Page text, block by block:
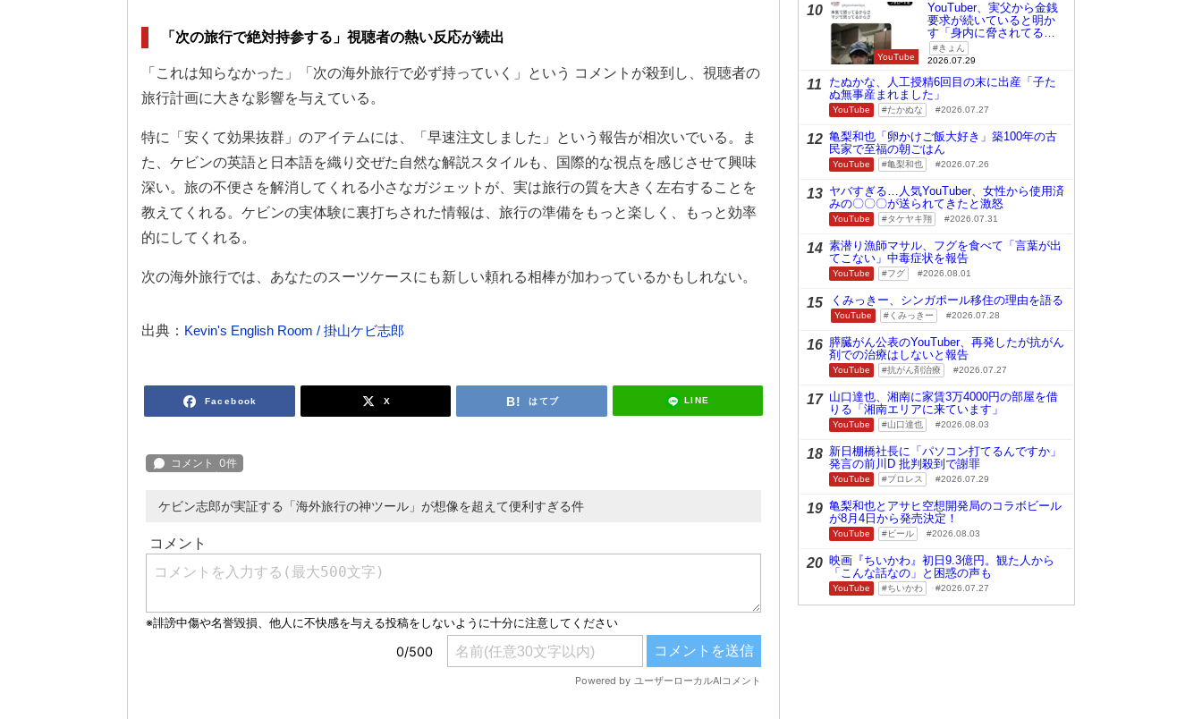
「次の旅行で絶対持参する」視聴者の熱い反応が続出
「これは知らなかった」「次の海外旅行で必ず持っていく」という コメントが殺到し、視聴者の
旅行計画に大きな影響を与えている。
特に「安くて効果抜群」のアイテムには、「早速注文しました」という報告が相次いでいる。ま
た、ケビンの英語と日本語を織り交ぜた自然な解説スタイルも、国際的な視点を感じさせて興味
深い。旅の不便さを解消してくれる小さなガジェットが、実は旅行の質を大きく左右することを
教えてくれる。ケビンの実体験に裏打ちされた情報は、旅行の準備をもっと楽しく、もっと効率
的にしてくれる。
次の海外旅行では、あなたのスーツケースにも新しい頼れる相棒が加わっているかもしれない。
出典： Kevin's English Room / 掛山ケビ志郎
Facebook X はてブ LINE
ケビン志郎が実証する「海外旅行の神ツール」が想像を超えて便利すぎる件
10
YouTube
YouTuber、実父から金銭
要求が続いていると明か
す「身内に脅されてる
の」きょん
2026.07.29
11
たぬかな、人工授精6回目の末に出産「子た
ぬ無事産まれました」
YouTube たかぬな 2026.07.27
12 亀梨和也「卵かけご飯大好き」築100年の古
民家で至福の朝ごはん
YouTube 亀梨和也 2026.07.26
13 ヤバすぎる…人気YouTuber、女性から使用済
みの〇〇〇が送られてきたと激怒
YouTube タケヤキ翔 2026.07.31
14 素潜り漁師マサル、フグを食べて「言葉が出
てこない」中毒症状を報告
YouTube フグ 2026.08.01
15 くみっきー、シンガポール移住の理由を語る
YouTube くみっきー 2026.07.28
16 膵臓がん公表のYouTuber、再発したが抗がん
剤での治療はしないと報告
YouTube 抗がん剤治療 2026.07.27
17 山口達也、湘南に家賃3万4000円の部屋を借
りる「湘南エリアに来ています」
YouTube 山口達也 2026.08.03
18 新日棚橋社長に「パソコン打てるんですか」
発言の前川D 批判殺到で謝罪
YouTube プロレス 2026.07.29
19 亀梨和也とアサヒ空想開発局のコラボビール
が8月4日から発売決定！
YouTube ビール 2026.08.03
20 映画『ちいかわ』初日9.3億円。観た人から
「こんな話なの」と困惑の声も
YouTube ちいかわ 2026.07.27